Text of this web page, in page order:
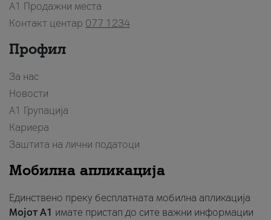
A1 Продажни места
Контакт центар 077 1234
Профил
За нас
Новости
А1 Групација
Кариера
Заштита на лични податоци
Мобилна апликација
Единствено преку бесплатната мобилна апликација
Мојот A1 имате пристап до сите важни информации